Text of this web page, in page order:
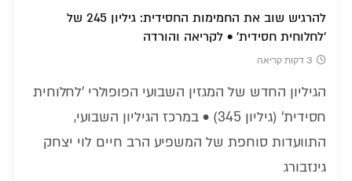
להרגיש שוב את החמימות החסידית: גיליון 245 של
'לחלוחית חסידית' • לקריאה והורדה
3 דקות קריאה
הגיליון החדש של המגזין השבועי הפופולרי 'לחלוחית
חסידית' (גיליון 345) • במרכז הגיליון השבועי,
התוועדות סוחפת של המשפיע הרב חיים לוי יצחק
גינזבורג